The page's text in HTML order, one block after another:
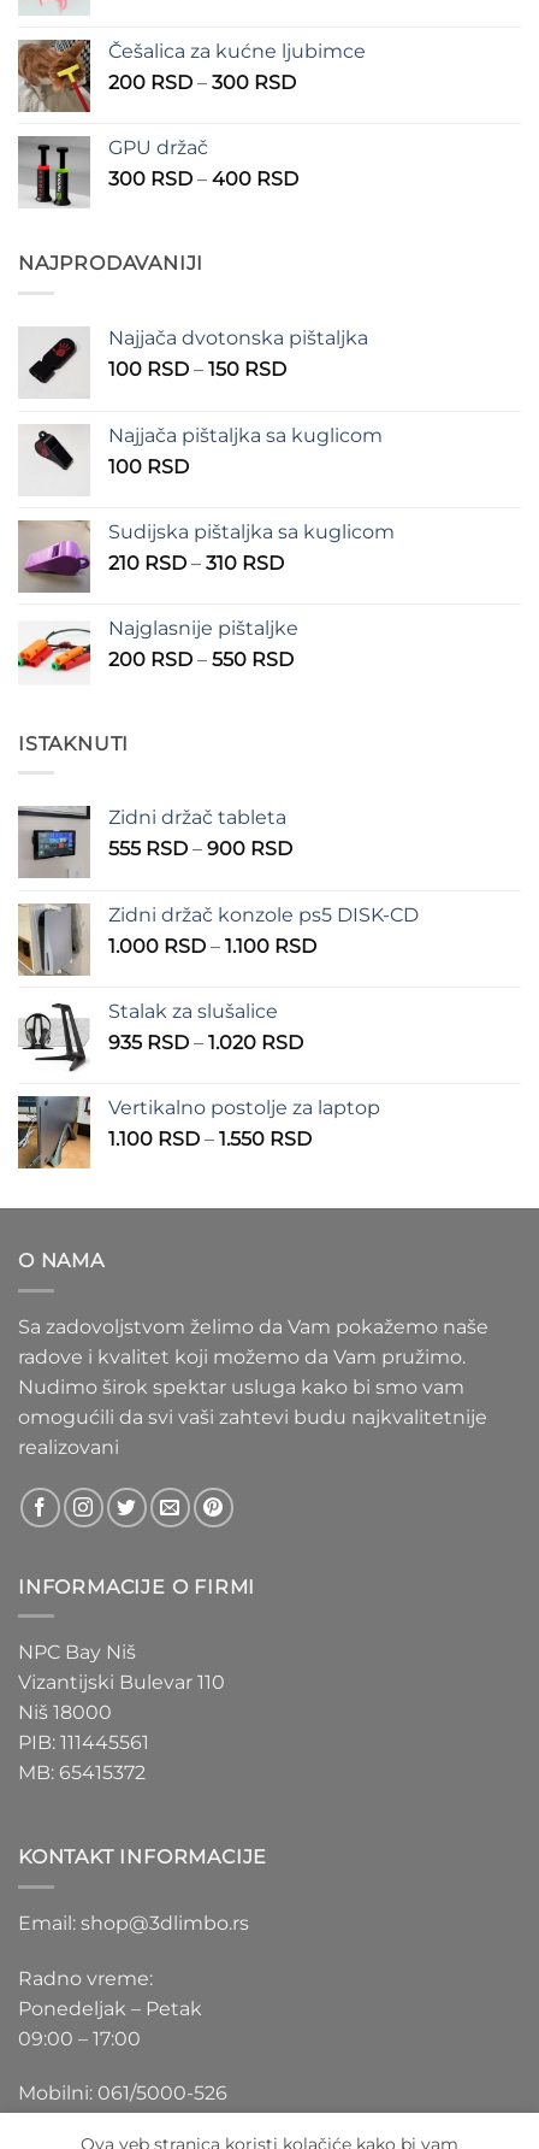
390 RSD
do
Češalica za kućne ljubimce
200 RSD – 300 RSDRaspon
do
GPU držač
300 RSD – 400 RSDRaspon
NAJPRODAVANIJI
Najjača dvotonska pištaljka
100 RSD – 150 RSDRaspon
100 RSD
Najjača pištaljka sa kuglicom
100 RSD
Sudijska pištaljka sa kuglicom
210 RSD – 310 RSDRaspon
210 RSD
do
Najglasnije pištaljke
200 RSD – 550 RSDRaspon
ISTAKNUTI
Zidni držač tableta
555 RSD – 900 RSDRaspon
555 RSD
do
Zidni držač konzole ps5 DISK-CD
1.000 RSD – 1.100 RSDRaspon
Stalak za slušalice
935 RSD – 1.020 RSDRaspon
935 RSD
do
Vertikalno postolje za laptop
1.100 RSD – 1.550 RSDRaspon
1.100 RSD
O NAMA
Sa zadovoljstvom želimo da Vam pokažemo naše
radove i kvalitet koji možemo da Vam pružimo.
Nudimo širok spektar usluga kako bi smo vam
omogućili da svi vaši zahtevi budu najkvalitetnije
realizovani
INFORMACIJE O FIRMI
NPC Bay Niš
Vizantijski Bulevar 110
Niš 18000
PIB: 111445561
MB: 65415372
KONTAKT INFORMACIJE
Email: shop@3dlimbo.rs
Radno vreme:
Ponedeljak – Petak
09:00 – 17:00
Mobilni: 061/5000-526
Ova veb stranica koristi kolačiće kako bi vam